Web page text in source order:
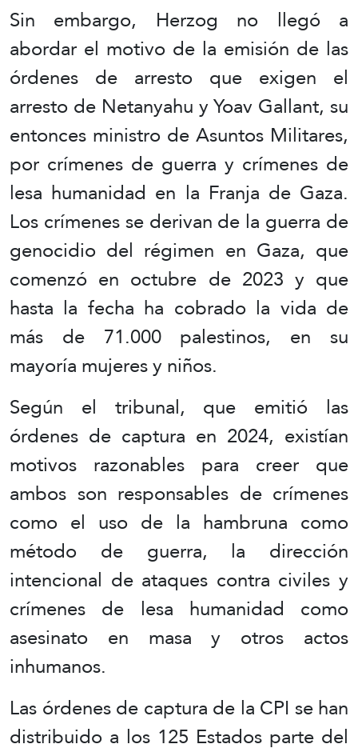
Sin embargo, Herzog no llegó a
abordar el motivo de la emisión de las
órdenes de arresto que exigen el
arresto de Netanyahu y Yoav Gallant, su
entonces ministro de Asuntos Militares,
por crímenes de guerra y crímenes de
lesa humanidad en la Franja de Gaza.
Los crímenes se derivan de la guerra de
genocidio del régimen en Gaza, que
comenzó en octubre de 2023 y que
hasta la fecha ha cobrado la vida de
más de 71.000 palestinos, en su
mayoría mujeres y niños.
Según el tribunal, que emitió las
órdenes de captura en 2024, existían
motivos razonables para creer que
ambos son responsables de crímenes
como el uso de la hambruna como
método de guerra, la dirección
intencional de ataques contra civiles y
crímenes de lesa humanidad como
asesinato en masa y otros actos
inhumanos.
Las órdenes de captura de la CPI se han
distribuido a los 125 Estados parte del